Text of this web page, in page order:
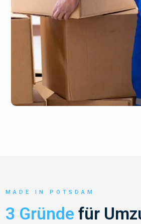
MADE IN POTSDAM
3 Gründe für